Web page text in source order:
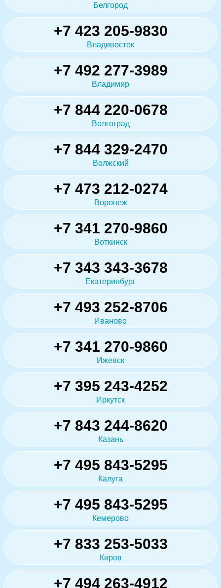
Белгород
+7 423 205-9830
Владивосток
+7 492 277-3989
Владимир
+7 844 220-0678
Волгоград
+7 844 329-2470
Волжский
+7 473 212-0274
Воронеж
+7 341 270-9860
Воткинск
+7 343 343-3678
Екатеринбург
+7 493 252-8706
Иваново
+7 341 270-9860
Ижевск
+7 395 243-4252
Иркутск
+7 843 244-8620
Казань
+7 495 843-5295
Калуга
+7 495 843-5295
Кемерово
+7 833 253-5033
Киров
+7 494 263-4912